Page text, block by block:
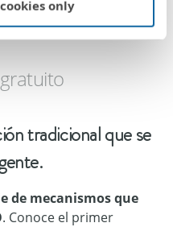
only
tradicional que se
de mecanismos que
. Conoce el primer